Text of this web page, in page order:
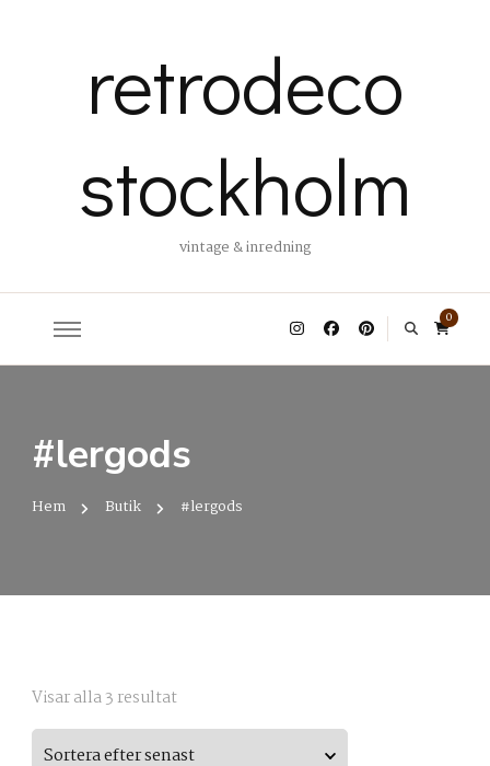
retrodeco
stockholm
vintage & inredning
0
#lergods
Hem Butik #lergods
Visar alla 3 resultatSortera
efter
senaste